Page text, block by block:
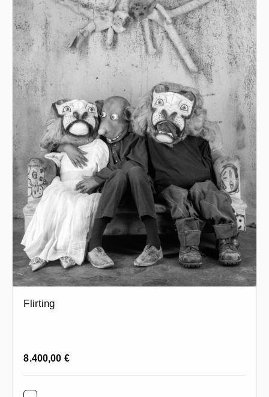
Flirting
Regulärer Preis:
8.400,00 €